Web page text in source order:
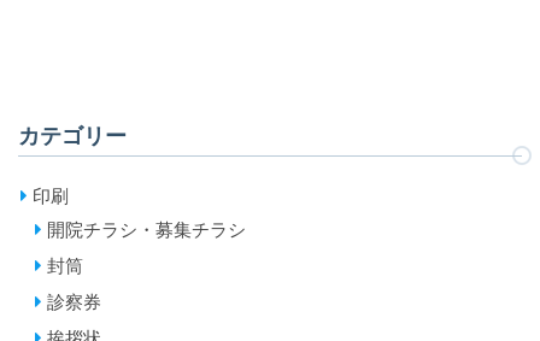
カテゴリー
印刷
開院チラシ・募集チラシ
封筒
診察券